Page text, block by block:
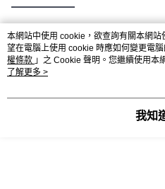
熱門標籤
本網站中使用 cookie，欲查詢有關本網
望在電腦上使用 cookie 時應如何變更電
權條款 」之 Cookie 聲明。您繼續使用本
用條款之 Cookie 聲明使用 cookie。
了解更多 >
我知